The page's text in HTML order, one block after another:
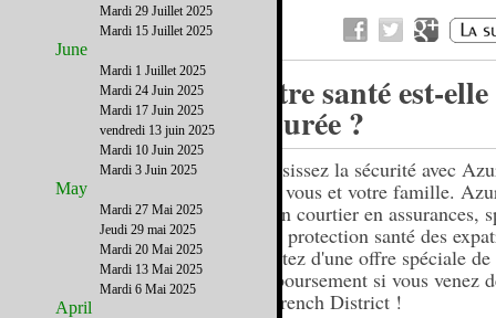
Votre santé est-
assurée ?
Choisissez la sécurité avec
pour vous et votre famille.
est un courtier en assurances,
de la protection santé des
Profitez d'une offre spéciale de
remboursement si vous venez
du French District !
Mardi 29 Juillet 2025
Mardi 15 Juillet 2025
June
Mardi 1 Juillet 2025
Mardi 24 Juin 2025
Mardi 17 Juin 2025
vendredi 13 juin 2025
Mardi 10 Juin 2025
Mardi 3 Juin 2025
May
Mardi 27 Mai 2025
Jeudi 29 mai 2025
Mardi 20 Mai 2025
Mardi 13 Mai 2025
Mardi 6 Mai 2025
April